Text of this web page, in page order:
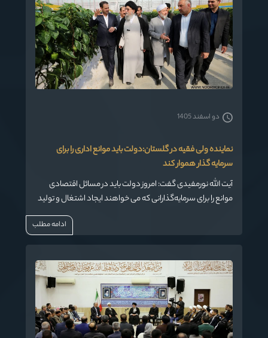
نماینده ولی فقیه در گلستان:دولت باید موانع اداری را برای
سرمایه گذار هموار کند
آیت الله نورمفیدی گفت: امروز دولت باید در مسائل اقتصادی
موانع را برای سرمایه‌گذارانی که می خواهند ایجاد اشتغال و تولید
دو اسفند 1405
ادامه مطلب